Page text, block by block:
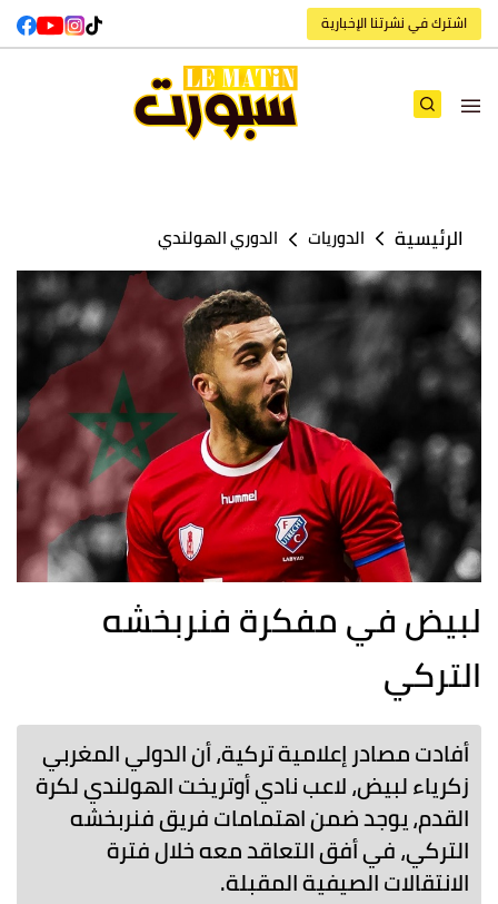
اشترك في نشرتنا الإخبارية
الرئيسية الدوريات الدوري الهولندي
لبيض في مفكرة فنربخشه
التركي
أفادت مصادر إعلامية تركية، أن الدولي المغربي
زكرياء لبيض، لاعب نادي أوتريخت الهولندي لكرة
القدم، يوجد ضمن اهتمامات فريق فنربخشه
التركي، في أفق التعاقد معه خلال فترة
الانتقالات الصيفية المقبلة.